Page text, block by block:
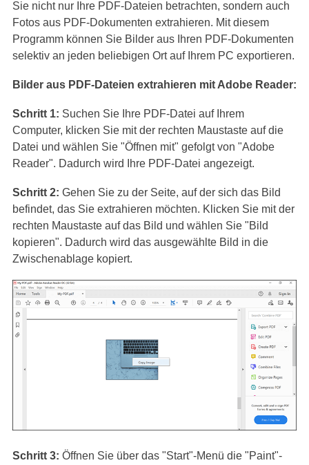
Sie nicht nur Ihre PDF-Dateien betrachten, sondern auch
Fotos aus PDF-Dokumenten extrahieren. Mit diesem
Programm können Sie Bilder aus Ihren PDF-Dokumenten
selektiv an jeden beliebigen Ort auf Ihrem PC exportieren.
Bilder aus PDF-Dateien extrahieren mit Adobe Reader:
Schritt 1: Suchen Sie Ihre PDF-Datei auf Ihrem
Computer, klicken Sie mit der rechten Maustaste auf die
Datei und wählen Sie "Öffnen mit" gefolgt von "Adobe
Reader". Dadurch wird Ihre PDF-Datei angezeigt.
Schritt 2: Gehen Sie zu der Seite, auf der sich das Bild
befindet, das Sie extrahieren möchten. Klicken Sie mit der
rechten Maustaste auf das Bild und wählen Sie "Bild
kopieren". Dadurch wird das ausgewählte Bild in die
Zwischenablage kopiert.
Schritt 3: Öffnen Sie über das "Start"-Menü die "Paint"-